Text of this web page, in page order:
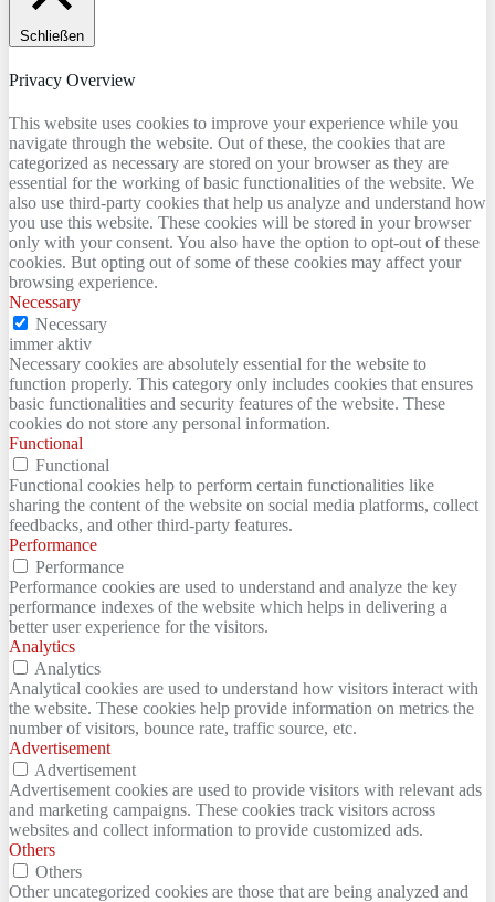
Schließen
Privacy Overview
This website uses cookies to improve your experience while you
navigate through the website. Out of these, the cookies that are
categorized as necessary are stored on your browser as they are
essential for the working of basic functionalities of the website. We
also use third-party cookies that help us analyze and understand how
you use this website. These cookies will be stored in your browser
only with your consent. You also have the option to opt-out of these
cookies. But opting out of some of these cookies may affect your
browsing experience.
Necessary
Necessary
immer aktiv
Necessary cookies are absolutely essential for the website to
function properly. This category only includes cookies that ensures
basic functionalities and security features of the website. These
cookies do not store any personal information.
Functional
Functional
Functional cookies help to perform certain functionalities like
sharing the content of the website on social media platforms, collect
feedbacks, and other third-party features.
Performance
Performance
Performance cookies are used to understand and analyze the key
performance indexes of the website which helps in delivering a
better user experience for the visitors.
Analytics
Analytics
Analytical cookies are used to understand how visitors interact with
the website. These cookies help provide information on metrics the
number of visitors, bounce rate, traffic source, etc.
Advertisement
Advertisement
Advertisement cookies are used to provide visitors with relevant ads
and marketing campaigns. These cookies track visitors across
websites and collect information to provide customized ads.
Others
Others
Other uncategorized cookies are those that are being analyzed and